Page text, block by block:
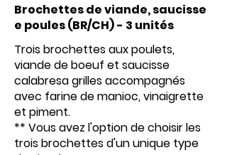
Brochettes de viande, saucisse
e poules (BR/CH) - 3 unités
Trois brochettes aux poulets,
viande de boeuf et saucisse
calabresa grilles accompagnés
avec farine de manioc, vinaigrette
et piment.
** Vous avez l'option de choisir les
trois brochettes d'un unique type